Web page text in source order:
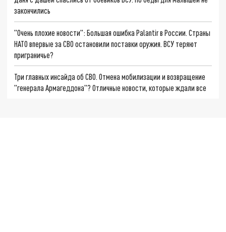
закончились
"Очень плохие новости": Большая ошибка Palantir в России. Страны
НАТО впервые за СВО остановили поставки оружия. ВСУ теряют
приграничье?
Три главных инсайда об СВО. Отмена мобилизации и возвращение
"генерала Армагеддона"? Отличные новости, которые ждали все